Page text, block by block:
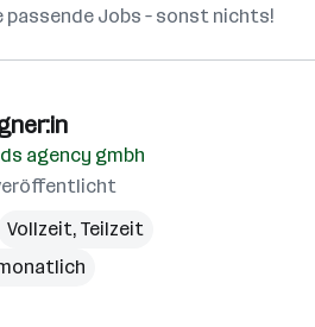
passende Jobs – sonst nichts!
agency gmbh
Vollzeit, Teilzeit